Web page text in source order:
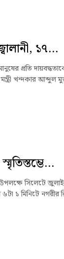
১৭...
প্রতি
খন্দকার আব্দুল
সিলেটে জুলাই
১ মিনিটে নগরীর